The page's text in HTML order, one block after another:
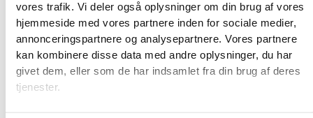
vores trafik. Vi deler også oplysninger om din brug af vores
hjemmeside med vores partnere inden for sociale medier,
annonceringspartnere og analysepartnere. Vores partnere
kan kombinere disse data med andre oplysninger, du har
givet dem, eller som de har indsamlet fra din brug af deres
tjenester.